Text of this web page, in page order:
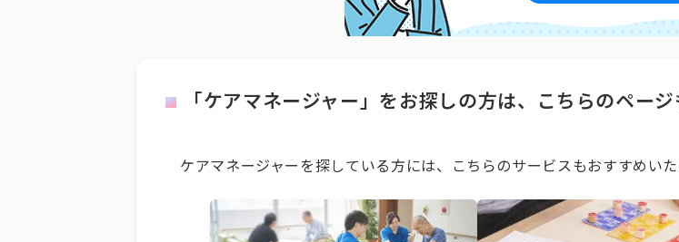
「ケアマネージャー」をお探しの方は、こちらのペー
ケアマネージャーを探している方には、こちらのサービスもおすすめいた